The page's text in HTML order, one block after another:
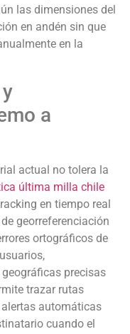
las dimensiones del
en andén sin que
en la
a
actual no tolera la
última milla chile
en tiempo real
georreferenciación
ortográficos de
precisas
trazar rutas
automáticas
cuando el